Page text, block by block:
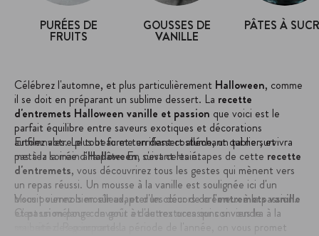
PURÉES DE
FRUITS
GOUSSES DE
VANILLE
PÂTES À
Célébrez l'automne, et plus particulièrement Halloween, comme
il se doit en préparant un sublime dessert. La recette
d'entremets Halloween vanille et passion que voici est le
parfait équilibre entre saveurs exotiques et décorations
automnales. Le tout forme un dessert alléchant qui ne survivra
pas à la soirée d'Halloween, c'est certain.
Enfilez votre plus beau et terrifiant costume, un tablier, et
mettez la main à la pâte. En suivant les étapes de cette recette
d'entremets, vous découvrirez tous les gestes qui mènent vers
un repas réussi. Un mousse à la vanille est soulignée ici d'un
biscuit viennois moelleux, et d'un cœur de crémeux à la passion.
C'est un mélange de goût et de textures qui conviendra à la
Vous pourrez bien sûr adapter les décors de l'entremets vanille
et passionpour convenir à d'autres occasions si vous le
souhaitez. Peu importe la période de l'année, on vous promet